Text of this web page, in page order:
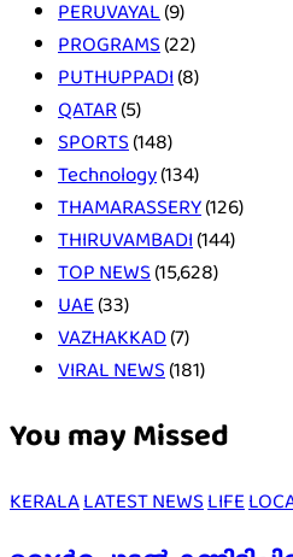
PERUVAYAL(9)
PROGRAMS(22)
PUTHUPPADI(8)
QATAR(5)
SPORTS(148)
Technology(134)
THAMARASSERY(126)
THIRUVAMBADI(144)
TOP NEWS(15,628)
UAE(33)
VAZHAKKAD(7)
VIRAL NEWS(181)
You may Missed
KERALALATEST NEWSLIFE